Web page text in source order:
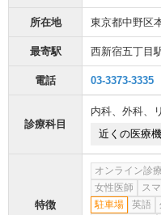
所在地 東京都中野区
最寄駅 西新宿五丁目
電話 03-3373-3335
診療科目
内科、 外科、
近くの医療
特徴
オンライン診療
女性医師
ス
駐車場
英語